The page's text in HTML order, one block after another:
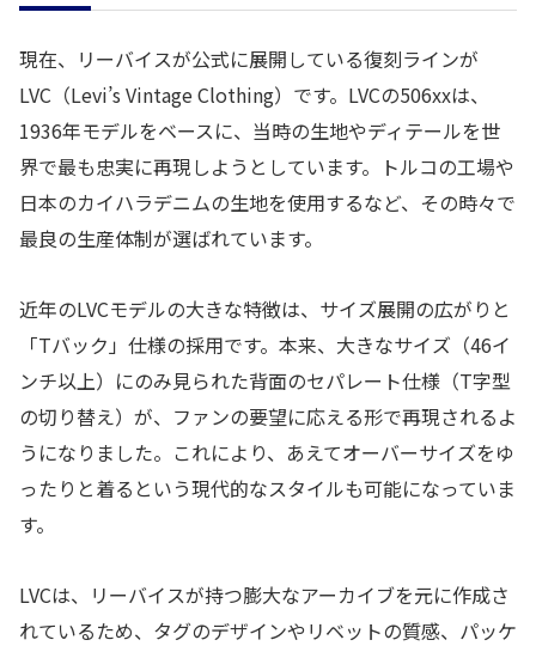
現在、リーバイスが公式に展開している復刻ラインが
LVC（Levi’s Vintage Clothing）です。LVCの506xxは、
1936年モデルをベースに、当時の生地やディテールを世
界で最も忠実に再現しようとしています。トルコの工場や
日本のカイハラデニムの生地を使用するなど、その時々で
最良の生産体制が選ばれています。
近年のLVCモデルの大きな特徴は、サイズ展開の広がりと
「Tバック」仕様の採用です。本来、大きなサイズ（46イ
ンチ以上）にのみ見られた背面のセパレート仕様（T字型
の切り替え）が、ファンの要望に応える形で再現されるよ
うになりました。これにより、あえてオーバーサイズをゆ
ったりと着るという現代的なスタイルも可能になっていま
す。
LVCは、リーバイスが持つ膨大なアーカイブを元に作成さ
れているため、タグのデザインやリベットの質感、パッケ